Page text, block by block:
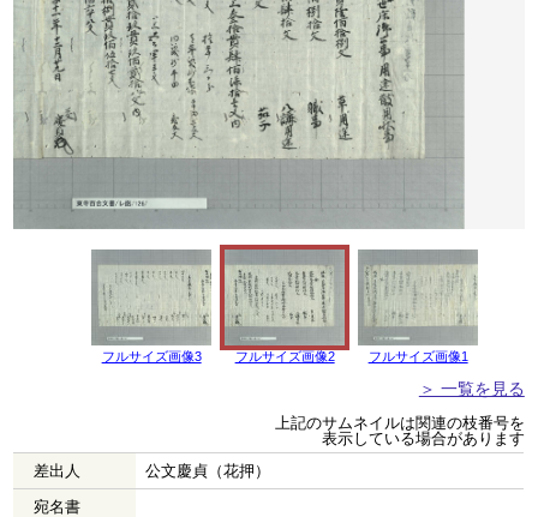
フルサイズ画像3 フルサイズ画像2 フルサイズ画像1
＞ 一覧を見る
上記のサムネイルは関連の枝番号を
表示している場合があります
差出人
公文慶貞（花押）
宛名書